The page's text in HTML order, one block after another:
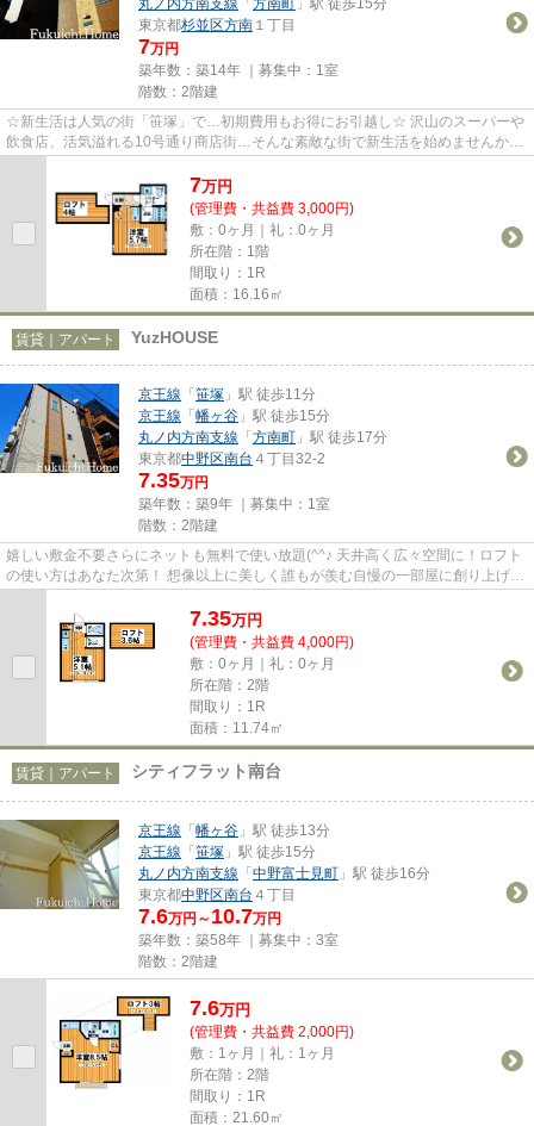
東京都杉並区方南 １丁目
7万円
築年数：築14年 ｜募集中： 1室
階数：2階建
☆新生活は人気の街「笹塚」で…初期費用もお得にお引越し☆ 沢山のスーパーや
飲食店、活気溢れる10号通り商店街…そんな素敵な街で新生活を始めませんか？
初期費用もお得なので、お財布に...
7万円
(管理費・共益費 3,000円)
敷：0ヶ月｜礼：0ヶ月
所在階：1階
間取り：1R
面積：16.16㎡
賃貸｜アパート YuzHOUSE
京王線 「笹塚 」駅 徒歩11分
京王線 「幡ヶ谷 」駅 徒歩15分
丸ノ内方南支線 「方南町 」駅 徒歩17分
東京都中野区南台 ４丁目32-2
7.35万円
築年数：築9年 ｜募集中： 1室
階数：2階建
嬉しい敷金不要さらにネットも無料で使い放題(^^♪ 天井高く広々空間に！ロフト
の使い方はあなた次第！ 想像以上に美しく誰もが羨む自慢の一部屋に創り上げま
した！ぜひご覧ください☆
7.35万円
(管理費・共益費 4,000円)
敷：0ヶ月｜礼：0ヶ月
所在階：2階
間取り：1R
面積：11.74㎡
賃貸｜アパート シティフラット南台
京王線 「幡ヶ谷 」駅 徒歩13分
京王線 「笹塚 」駅 徒歩15分
丸ノ内方南支線 「中野富士見町 」駅 徒歩16分
東京都中野区南台 ４丁目
7.6万円～ 10.7万円
築年数：築58年 ｜募集中： 3室
階数：2階建
7.6万円
(管理費・共益費 2,000円)
敷：1ヶ月｜礼：1ヶ月
所在階：2階
間取り：1R
面積：21.60㎡